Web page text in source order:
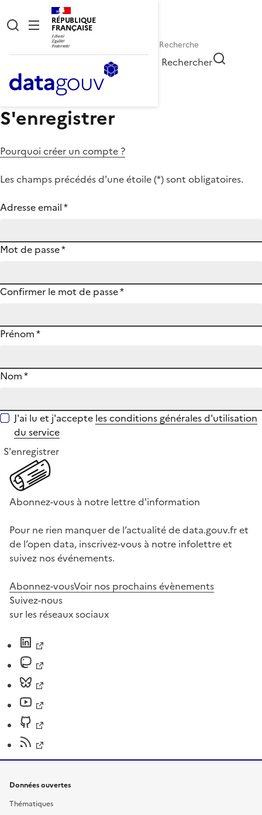
RÉPUBLIQUE
FRANÇAISE
Rechercher
S'enregistrer
Pourquoi créer un compte ?
Les champs précédés d'une étoile (*) sont obligatoires.
Adresse email*
Mot de passe*
Confirmer le mot de passe*
Prénom*
Nom*
J'ai lu et j'accepte les conditions générales d'utilisation
du service
S'enregistrer
Abonnez-vous à notre lettre d'information
Pour ne rien manquer de l’actualité de data.gouv.fr et
de l’open data, inscrivez-vous à notre infolettre et
suivez nos événements.
Abonnez-vousVoir nos prochains évènements
Suivez-nous
sur les réseaux sociaux
Données ouvertes
Thématiques